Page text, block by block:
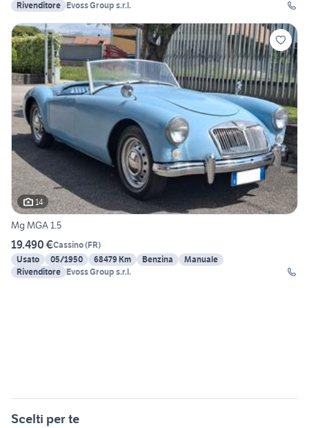
Rivenditore Evoss Group s.r.l.
14
Mg MGA 1.5
19.490 €Cassino(FR)
Usato
05/1950 68479 Km Benzina
Manuale
Rivenditore Evoss Group s.r.l.
Scelti per te